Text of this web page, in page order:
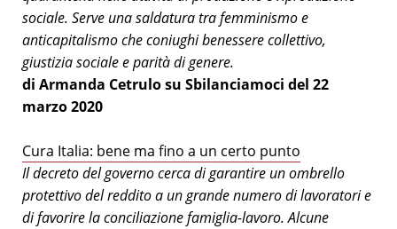
sociale. Serve una saldatura tra femminismo e
anticapitalismo che coniughi benessere collettivo,
giustizia sociale e parità di genere.
di Armanda Cetrulo su Sbilanciamoci del 22
marzo 2020
Cura Italia: bene ma fino a un certo punto
Il decreto del governo cerca di garantire un ombrello
protettivo del reddito a un grande numero di lavoratori e
di favorire la conciliazione famiglia-lavoro. Alcune